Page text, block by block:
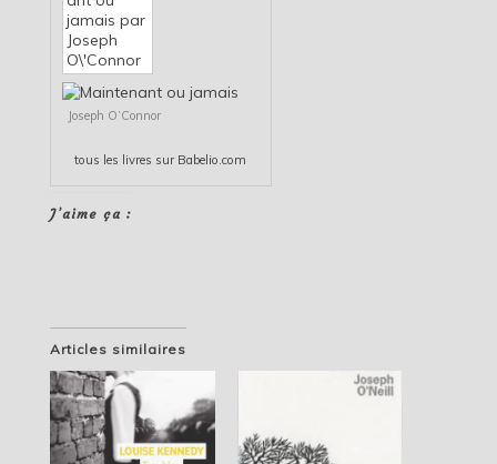
Joseph O’Connor
tous les livres sur Babelio.com
J’aime ça :
Articles similaires